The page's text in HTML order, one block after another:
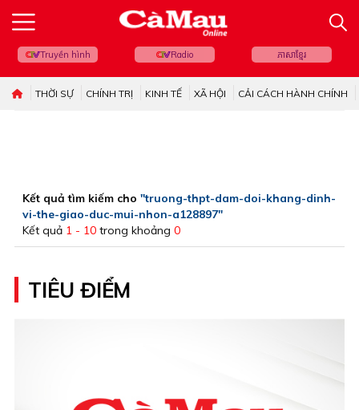
Truyền hình Radio ភាសាខ្មែរ
THỜI SỰ CHÍNH TRỊ KINH TẾ XÃ HỘI CẢI CÁCH HÀNH CHÍNH
Kết quả tìm kiếm cho "truong-thpt-dam-doi-khang-dinh-
vi-the-giao-duc-mui-nhon-a128897"
Kết quả 1 - 10 trong khoảng 0
TIÊU ĐIỂM